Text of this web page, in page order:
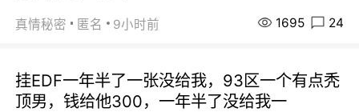
真情秘密 匿名 9小时前 1695 24
挂EDF一年半了一张没给我，93区一个有点秃
顶男，钱给他300，一年半了没给我一